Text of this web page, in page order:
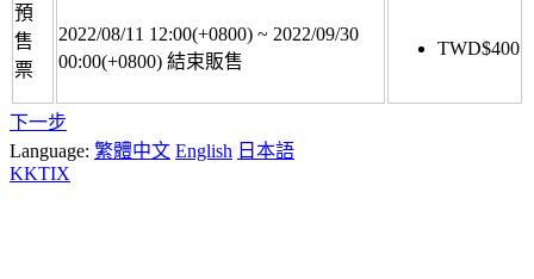
預
售
票
2022/08/11 12:00(+0800) ~ 2022/09/30
00:00(+0800) 結束販售
TWD$400
下一步
Language: 繁體中文 English 日本語
KKTIX